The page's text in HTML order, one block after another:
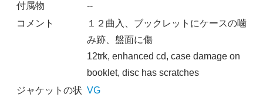
付属物
--
コメント
１２曲入、ブックレットにケースの噛
み跡、盤面に傷
12trk, enhanced cd, case damage on
booklet, disc has scratches
ジャケットの状 VG